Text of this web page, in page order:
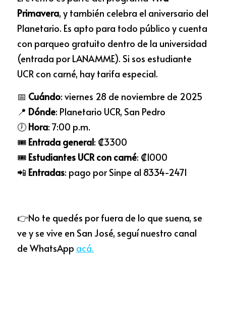
Primavera, y también celebra el aniversario del
Planetario. Es apto para todo público y cuenta
con parqueo gratuito dentro de la universidad
(entrada por LANAMME). Si sos estudiante
UCR con carné, hay tarifa especial.
📅 Cuándo: viernes 28 de noviembre de 2025
📍 Dónde: Planetario UCR, San Pedro
🕖 Hora: 7:00 p.m.
🎟️ Entrada general: ₡3300
🎟️ Estudiantes UCR con carné: ₡1000
📲 Entradas: pago por Sinpe al 8334-2471
👉No te quedés por fuera de lo que suena, se
ve y se vive en San José, seguí nuestro canal
de WhatsApp acá.